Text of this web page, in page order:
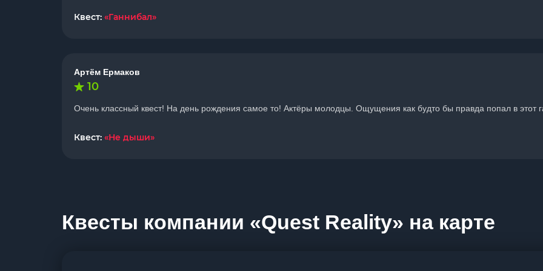
Квест: «Ганнибал»
Артём Ермаков
10
Очень классный квест! На день рождения самое то! Актёры молодцы. Ощущения как будто бы правда попал в этот
Квест: «Не дыши»
Квесты компании «Quest Reality» на карте